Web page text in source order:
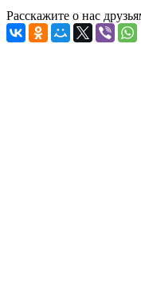
Расскажите о нас